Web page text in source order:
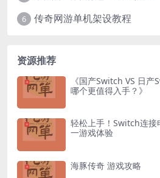
6 传奇网游单机架设教程
资源推荐
《国产Switch VS 日
哪个更值得入手？》
轻松上手！Switch连接
一游戏体验
海豚传奇 游戏攻略